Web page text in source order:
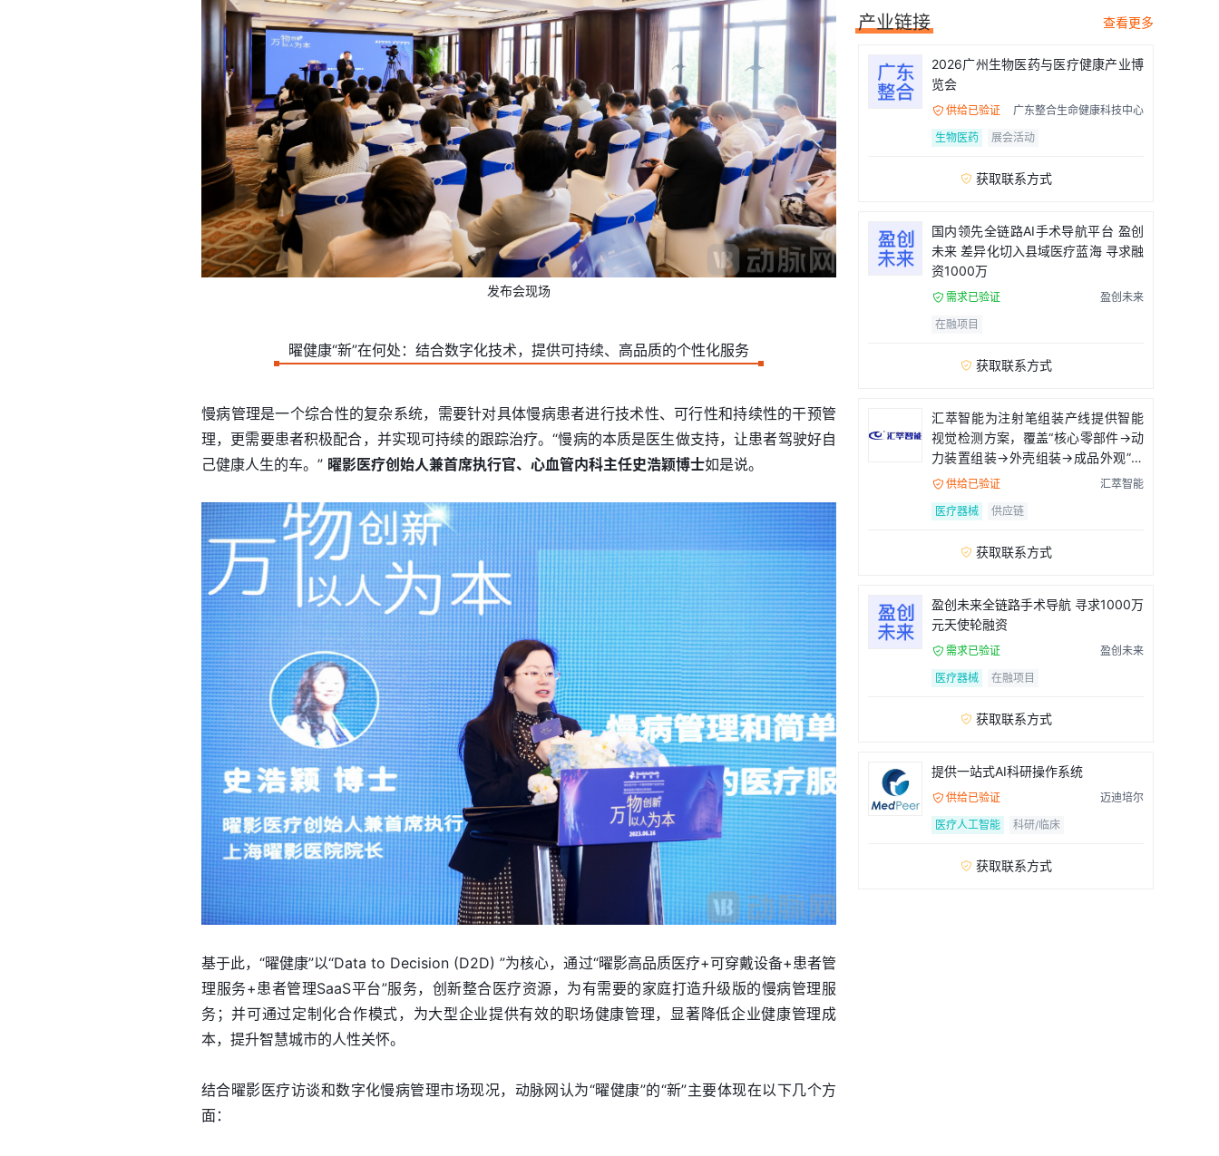
发布会现场
曜健康“新”在何处：结合数字化技术，提供可持续、高品质的个性化服务
慢病管理是一个综合性的复杂系统，需要针对具体慢病患者进行技术性、可行性和持续性的干预管
理，更需要患者积极配合，并实现可持续的跟踪治疗。“慢病的本质是医生做支持，让患者驾驶好自
己健康人生的车。” 曜影医疗创始人兼首席执行官、心血管内科主任史浩颖博士如是说。
基于此，“曜健康”以“Data to Decision (D2D) ”为核心，通过“曜影高品质医疗+可穿戴设备+患者管
理服务+患者管理SaaS平台”服务，创新整合医疗资源，为有需要的家庭打造升级版的慢病管理服
务；并可通过定制化合作模式，为大型企业提供有效的职场健康管理，显著降低企业健康管理成
本，提升智慧城市的人性关怀。
结合曜影医疗访谈和数字化慢病管理市场现况，动脉网认为“曜健康”的“新”主要体现在以下几个方
面：
产业链接 查看更多
2026广州生物医药与医疗健康产业博
览会
 供给已验证
广东整合生命健康科技中心
生物医药
展会活动
 获取联系方式
国内领先全链路AI手术导航平台 盈创
未来 差异化切入县域医疗蓝海 寻求融
资1000万
 需求已验证
盈创未来
在融项目
 获取联系方式
汇萃智能为注射笔组装产线提供智能
视觉检测方案，覆盖“核心零部件→动
力装置组装→外壳组装→成品外观”全
流程
 供给已验证
汇萃智能
医疗器械
供应链
 获取联系方式
盈创未来全链路手术导航 寻求1000万
元天使轮融资
 需求已验证
盈创未来
医疗器械
在融项目
 获取联系方式
提供一站式AI科研操作系统
 供给已验证
迈迪培尔
医疗人工智能
科研/临床
 获取联系方式